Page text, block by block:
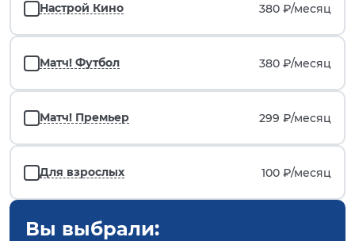
Настрой Кино 380 ₽/месяц
Матч! Футбол 380 ₽/месяц
Матч! Премьер 299 ₽/месяц
Для взрослых 100 ₽/месяц
Вы выбрали: